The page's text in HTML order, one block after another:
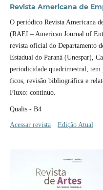
Revista Americana de
O periódico Revista Americana
(RAEI – American Journal of
revista oficial do Departamento
Estadual do Paraná (Unespar),
periodicidade quadrimestral,
ficos, revisão bibliográfica e
Fluxo: contí­nuo.
Qualis - B4
Acessar revista Edição Atual